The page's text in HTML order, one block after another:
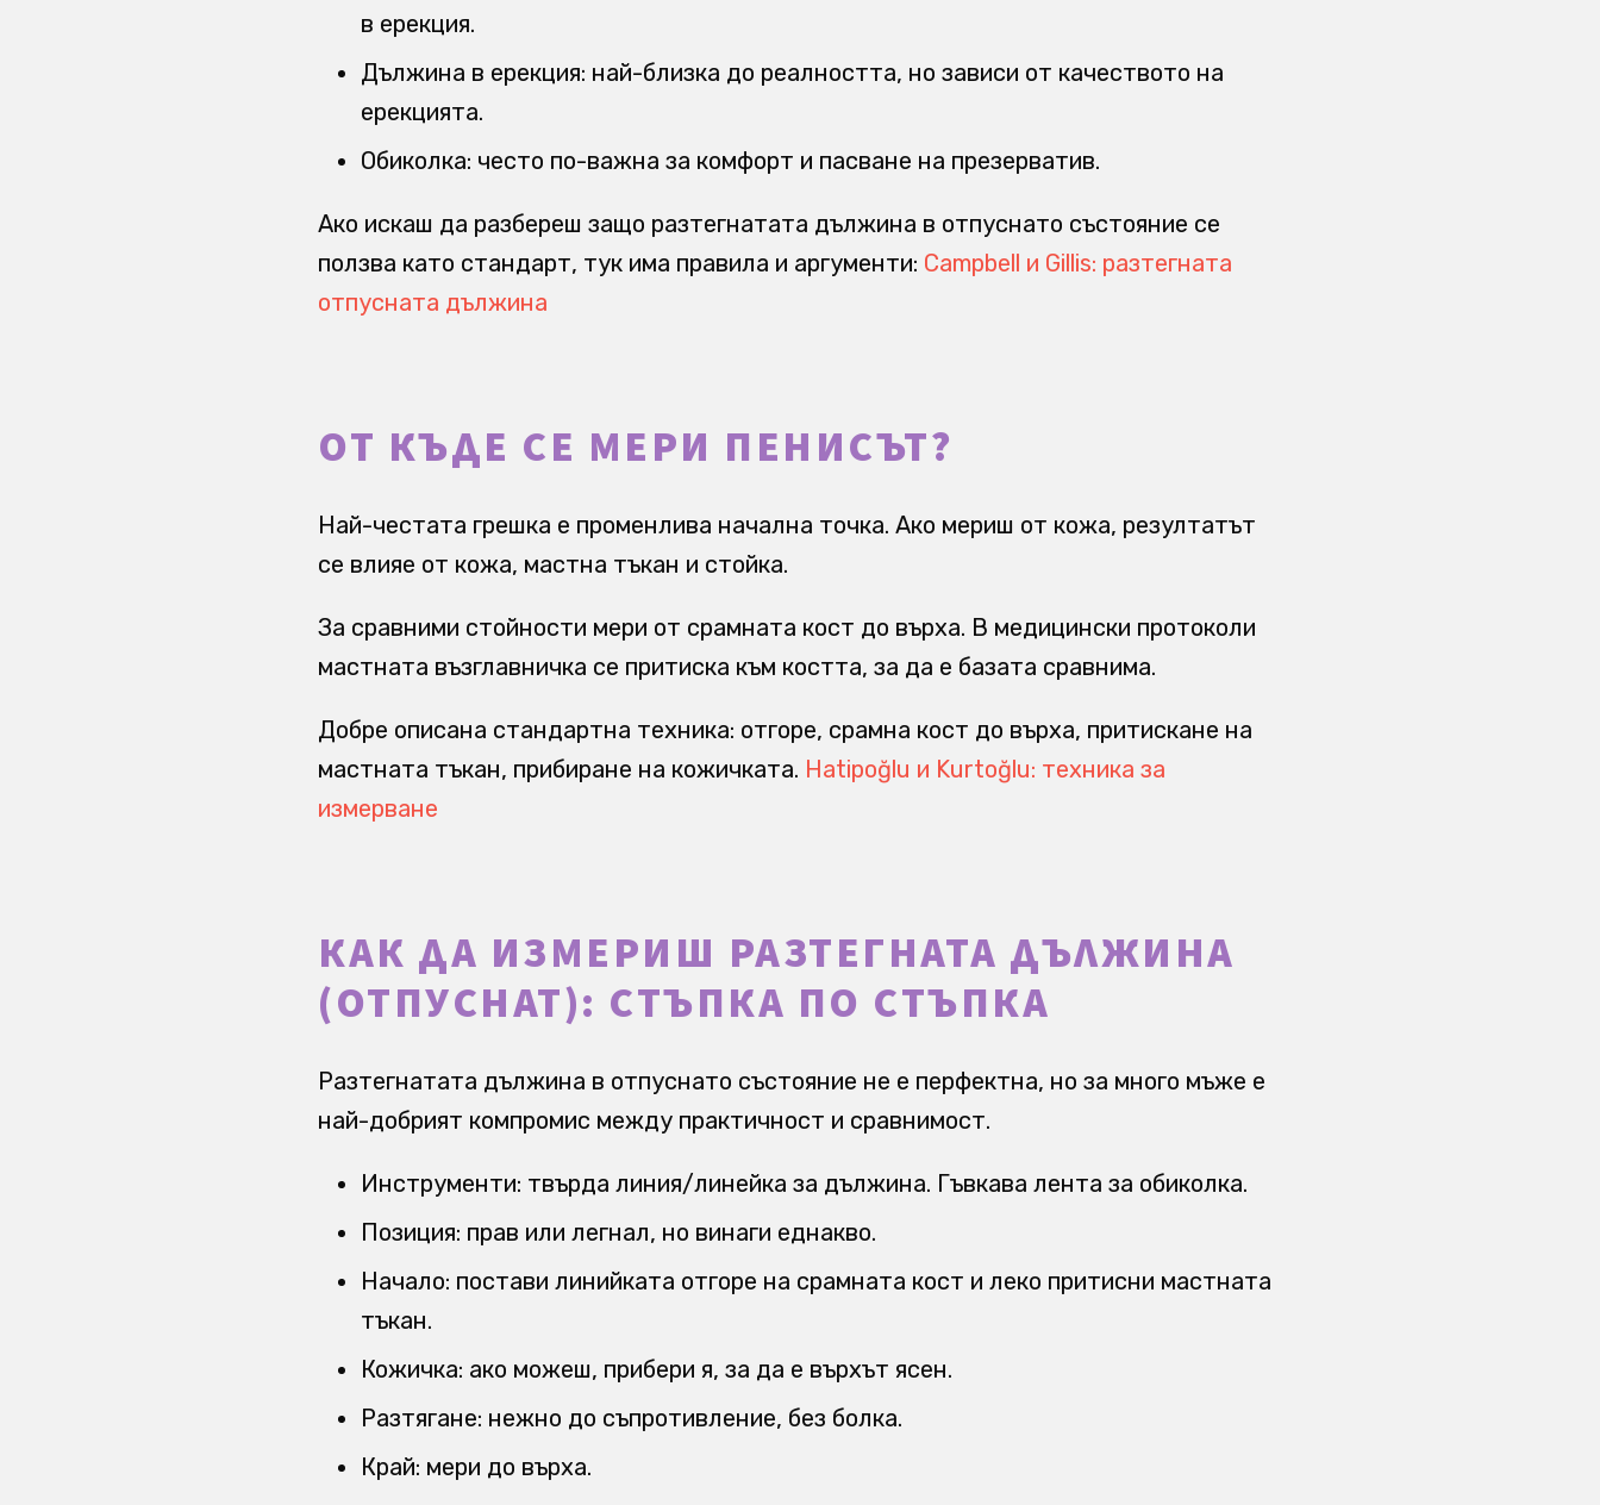
в ерекция.
Дължина в ерекция: най-близка до реалността, но зависи от качеството на
ерекцията.
Обиколка: често по-важна за комфорт и пасване на презерватив.
Ако искаш да разбереш защо разтегнатата дължина в отпуснато състояние се
ползва като стандарт, тук има правила и аргументи: Campbell и Gillis: разтегната
отпусната дължина
ОТ КЪДЕ СЕ МЕРИ ПЕНИСЪТ?
Най-честата грешка е променлива начална точка. Ако мериш от кожа, резултатът
се влияе от кожа, мастна тъкан и стойка.
За сравними стойности мери от срамната кост до върха. В медицински протоколи
мастната възглавничка се притиска към костта, за да е базата сравнима.
Добре описана стандартна техника: отгоре, срамна кост до върха, притискане на
мастната тъкан, прибиране на кожичката. Hatipoğlu и Kurtoğlu: техника за
измерване
КАК ДА ИЗМЕРИШ РАЗТЕГНАТА ДЪЛЖИНА
(ОТПУСНАТ): СТЪПКА ПО СТЪПКА
Разтегнатата дължина в отпуснато състояние не е перфектна, но за много мъже е
най-добрият компромис между практичност и сравнимост.
Инструменти: твърда линия/линейка за дължина. Гъвкава лента за обиколка.
Позиция: прав или легнал, но винаги еднакво.
Начало: постави линийката отгоре на срамната кост и леко притисни мастната
тъкан.
Кожичка: ако можеш, прибери я, за да е върхът ясен.
Разтягане: нежно до съпротивление, без болка.
Край: мери до върха.